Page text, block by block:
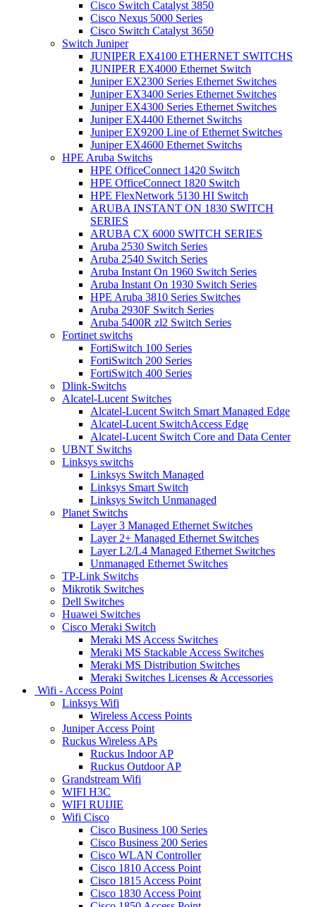
Cisco Switch Catalyst 3850
Cisco Nexus 5000 Series
Cisco Switch Catalyst 3650
Switch Juniper
JUNIPER EX4100 ETHERNET SWITCHS
JUNIPER EX4000 Ethernet Switch
Juniper EX2300 Series Ethernet Switches
Juniper EX3400 Series Ethernet Switches
Juniper EX4300 Series Ethernet Switches
Juniper EX4400 Ethernet Switchs
Juniper EX9200 Line of Ethernet Switches
Juniper EX4600 Ethernet Switchs
HPE Aruba Switchs
HPE OfficeConnect 1420 Switch
HPE OfficeConnect 1820 Switch
HPE FlexNetwork 5130 HI Switch
ARUBA INSTANT ON 1830 SWITCH
SERIES
ARUBA CX 6000 SWITCH SERIES
Aruba 2530 Switch Series
Aruba 2540 Switch Series
Aruba Instant On 1960 Switch Series
Aruba Instant On 1930 Switch Series
HPE Aruba 3810 Series Switches
Aruba 2930F Switch Series
Aruba 5400R zl2 Switch Series
Fortinet switchs
FortiSwitch 100 Series
FortiSwitch 200 Series
FortiSwitch 400 Series
Dlink-Switchs
Alcatel-Lucent Switches
Alcatel-Lucent Switch Smart Managed Edge
Alcatel-Lucent SwitchAccess Edge
Alcatel-Lucent Switch Core and Data Center
UBNT Switchs
Linksys switchs
Linksys Switch Managed
Linksys Smart Switch
Linksys Switch Unmanaged
Planet Switchs
Layer 3 Managed Ethernet Switches
Layer 2+ Managed Ethernet Switches
Layer L2/L4 Managed Ethernet Switches
Unmanaged Ethernet Switches
TP-Link Switchs
Mikrotik Switches
Dell Switches
Huawei Switches
Cisco Meraki Switch
Meraki MS Access Switches
Meraki MS Stackable Access Switches
Meraki MS Distribution Switches
Meraki Switches Licenses & Accessories
Wifi - Access Point
Linksys Wifi
Wireless Access Points
Juniper Access Point
Ruckus Wireless APs
Ruckus Indoor AP
Ruckus Outdoor AP
Grandstream Wifi
WIFI H3C
WIFI RUIJIE
Wifi Cisco
Cisco Business 100 Series
Cisco Business 200 Series
Cisco WLAN Controller
Cisco 1810 Access Point
Cisco 1815 Access Point
Cisco 1830 Access Point